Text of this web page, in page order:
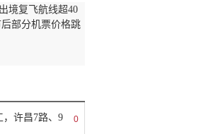
境复飞航线超40
部分机票价格跳
0
许昌7路、9